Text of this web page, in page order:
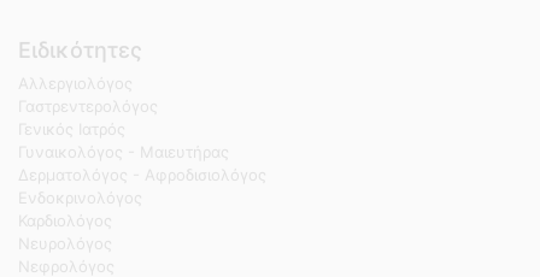
Ειδικότητες
Αλλεργιολόγος
Γαστρεντερολόγος
Γενικός Ιατρός
Γυναικολόγος - Μαιευτήρας
Δερματολόγος - Αφροδισιολόγος
Ενδοκρινολόγος
Καρδιολόγος
Νευρολόγος
Νεφρολόγος